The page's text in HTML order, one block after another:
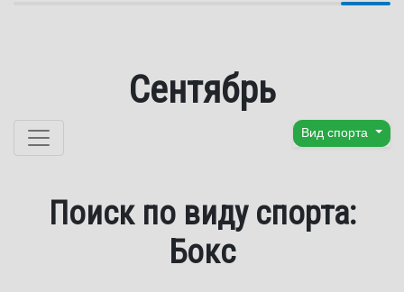
Сентябрь
Перейти к содержанию Вид спорта
Поиск по виду спорта:
Бокс